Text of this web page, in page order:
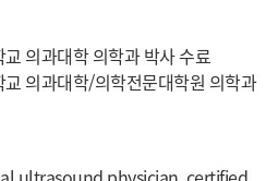
교 의과대학 의학과 박사 수료
교 의과대학/의학전문대학원 의학과